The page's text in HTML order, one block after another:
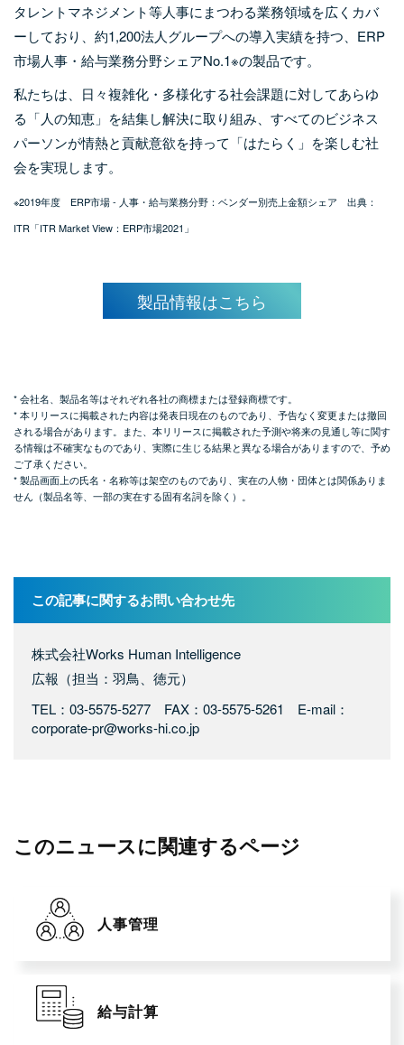
タレントマネジメント等人事にまつわる業務領域を広くカバ
ーしており、約1,200法人グループへの導入実績を持つ、ERP
市場人事・給与業務分野シェアNo.1※の製品です。
私たちは、日々複雑化・多様化する社会課題に対してあらゆ
る「人の知恵」を結集し解決に取り組み、すべてのビジネス
パーソンが情熱と貢献意欲を持って「はたらく」を楽しむ社
会を実現します。
※2019年度 ERP市場 - 人事・給与業務分野：ベンダー別売上金額シェア 出典：
ITR「ITR Market View：ERP市場2021」
製品情報はこちら
* 会社名、製品名等はそれぞれ各社の商標または登録商標です。
* 本リリースに掲載された内容は発表日現在のものであり、予告なく変更または撤回
される場合があります。また、本リリースに掲載された予測や将来の見通し等に関す
る情報は不確実なものであり、実際に生じる結果と異なる場合がありますので、予め
ご了承ください。
* 製品画面上の氏名・名称等は架空のものであり、実在の人物・団体とは関係ありま
せん（製品名等、一部の実在する固有名詞を除く）。
この記事に関するお問い合わせ先
株式会社Works Human Intelligence
広報（担当：羽鳥、徳元）
TEL：03-5575-5277 FAX：03-5575-5261 E-mail：
corporate-pr@works-hi.co.jp
このニュースに関連するページ
人事管理
給与計算